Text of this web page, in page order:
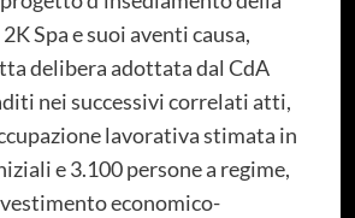
Spa e suoi aventi causa,
delibera adottata dal CdA
nei successivi correlati atti,
lavorativa stimata in
e 3.100 persone a regime,
economico-